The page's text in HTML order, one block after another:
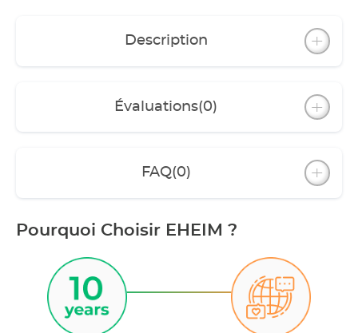
Description
Évaluations(0)
FAQ(0)
Pourquoi Choisir EHEIM ?